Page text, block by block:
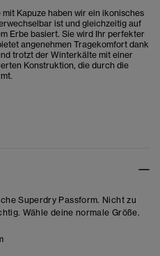
Kapuze haben wir ein ikonisches
ist und gleichzeitig auf
Erbe basiert. Sie wird Ihr perfekter
angenehmen Tragekomfort dank
trotzt der Winterkälte mit einer
Konstruktion, die durch die
Superdry Passform. Nicht zu
Wähle deine normale Größe.